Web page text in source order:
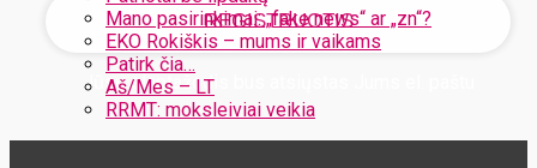
Mano pasirinkimai: „fake news“ ar „zn“?
EKO Rokiškis – mums ir vaikams
Patirk čia…
Aš/Mes – LT
RRMT: moksleiviai veikia
Jūsų slaptažodis bus atsiųstas Jums el. paštu